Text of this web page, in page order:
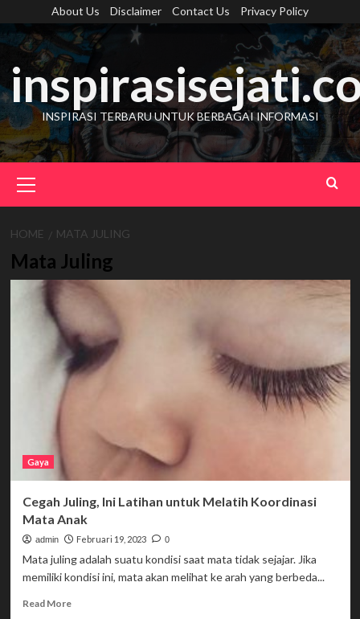
content
About Us Disclaimer Contact Us Privacy Policy
INSPIRASI TERBARU UNTUK BERBAGAI INFORMASI
Menu
HOME MATA JULING
Mata Juling
Gaya
Cegah Juling, Ini Latihan untuk Melatih Koordinasi
Mata Anak
admin Februari 19, 2023 0
Mata juling adalah suatu kondisi saat mata tidak sejajar. Jika
memiliki kondisi ini, mata akan melihat ke arah yang berbeda...
Read MoreRead